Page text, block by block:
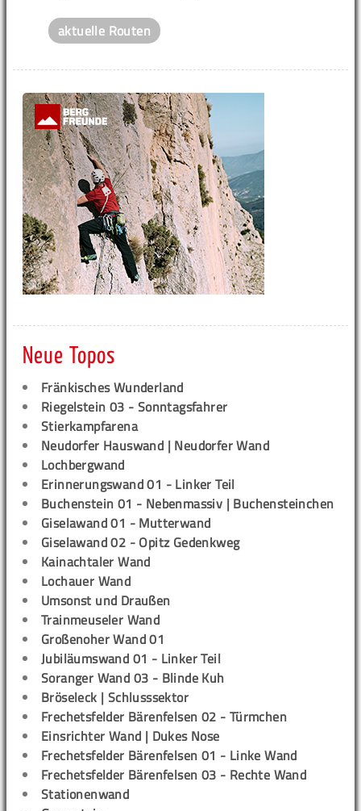
aktuelle Routen
Neue Topos
Fränkisches Wunderland
Riegelstein 03 - Sonntagsfahrer
Stierkampfarena
Neudorfer Hauswand | Neudorfer Wand
Lochbergwand
Erinnerungswand 01 - Linker Teil
Buchenstein 01 - Nebenmassiv | Buchensteinchen
Giselawand 01 - Mutterwand
Giselawand 02 - Opitz Gedenkweg
Kainachtaler Wand
Lochauer Wand
Umsonst und Draußen
Trainmeuseler Wand
Großenoher Wand 01
Jubiläumswand 01 - Linker Teil
Soranger Wand 03 - Blinde Kuh
Bröseleck | Schlusssektor
Frechetsfelder Bärenfelsen 02 - Türmchen
Einsrichter Wand | Dukes Nose
Frechetsfelder Bärenfelsen 01 - Linke Wand
Frechetsfelder Bärenfelsen 03 - Rechte Wand
Stationenwand